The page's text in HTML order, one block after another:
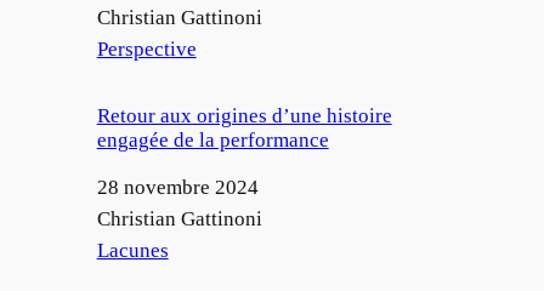
Auteur
Christian Gattinoni
Par rapport à
Perspective
Retour aux origines d’une histoire
engagée de la performance
Date
28 novembre 2024
Auteur
Christian Gattinoni
Par rapport à
Lacunes